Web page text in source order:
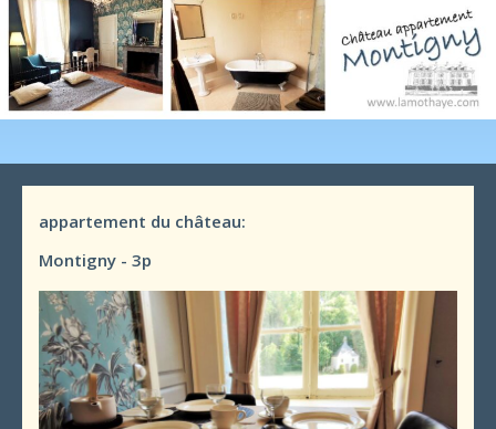
appartement du château:
Montigny - 3p